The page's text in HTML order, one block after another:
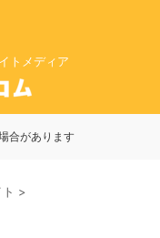
トメディア
合があります
>